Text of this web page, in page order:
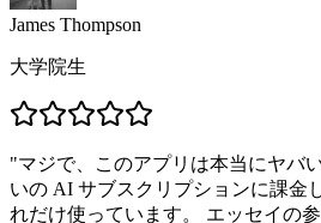
James Thompson
大学院生
"マジで、このアプリは本当にヤバ
いの AI サブスクリプションに課金
れだけ使っています。 エッセイの